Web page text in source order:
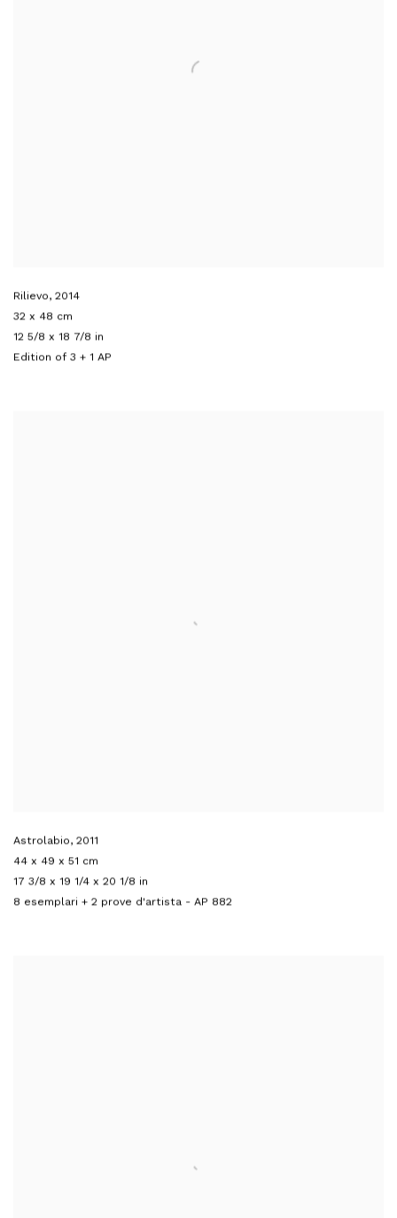
Rilievo, 2014
32 x 48 cm
12 5/8 x 18 7/8 in
Edition of 3 + 1 AP
Astrolabio, 2011
44 x 49 x 51 cm
17 3/8 x 19 1/4 x 20 1/8 in
8 esemplari + 2 prove d'artista - AP 882